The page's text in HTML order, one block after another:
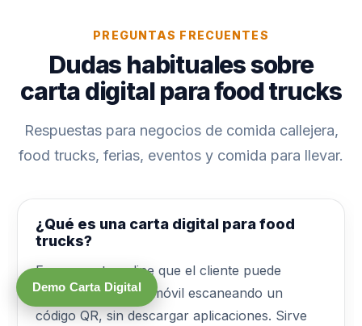
PREGUNTAS FRECUENTES
Dudas habituales sobre
carta digital para food trucks
Respuestas para negocios de comida callejera,
food trucks, ferias, eventos y comida para llevar.
¿Qué es una carta digital para food
trucks?
Es una carta online que el cliente puede
consultar desde el móvil escaneando un
código QR, sin descargar aplicaciones. Sirve
Demo Carta Digital